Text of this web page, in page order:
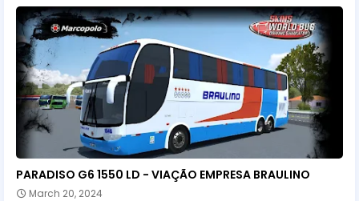
PARADISO G6 1550 LD - VIAÇÃO EMPRESA BRAULINO
March 20, 2024